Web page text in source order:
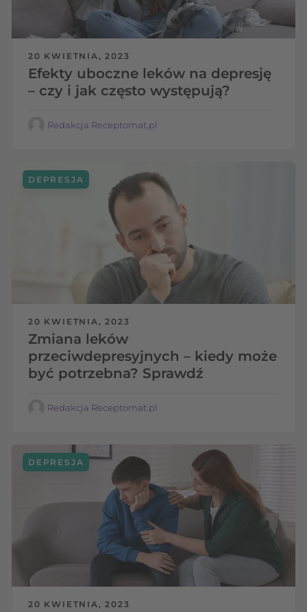
20 KWIETNIA, 2023
Efekty uboczne leków na depresję
– czy i jak często występują?
Redakcja Receptomat.pl
20 KWIETNIA, 2023
Zmiana leków
przeciwdepresyjnych – kiedy może
być potrzebna? Sprawdź
DEPRESJA
Redakcja Receptomat.pl
20 KWIETNIA, 2023
DEPRESJA